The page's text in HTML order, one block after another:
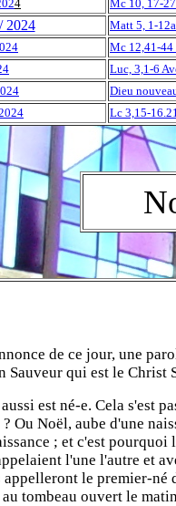
4
Mc 10, 17-
2024
Matt 5, 1-
Mc 12,41-44
4
Luc, 3,1-6
Dieu
Lc 3,15-
de ce jour, une
Sauveur qui est le Christ
est né-e. Cela s'est
Noël, aube d'une
; et c'est pourquoi
l'une l'autre et
le premier-né
tombeau ouvert le